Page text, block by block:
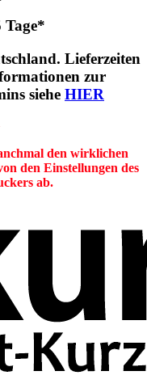
Tage*
Lieferzeiten
zur
siehe HIER
den wirklichen
den Einstellungen des
ab.